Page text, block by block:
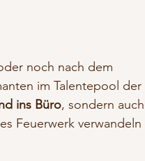
noch nach dem
im Talentepool der
ins Büro, sondern auch
Feuerwerk verwandeln